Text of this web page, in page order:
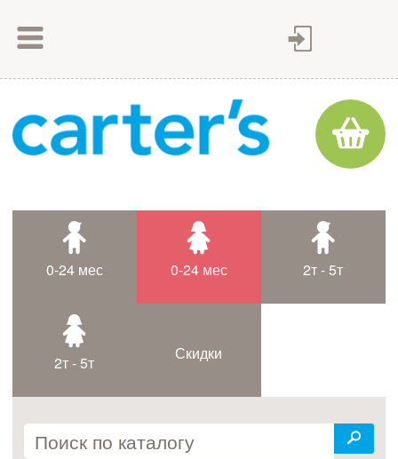
Как оплатить
Доставка товара
Контакты
0-24 мес 0-24 мес 2т - 5т
2т - 5т Скидки